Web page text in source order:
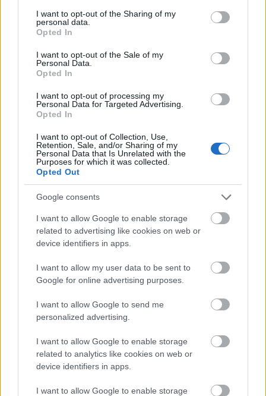
not limited to your visit or usage behaviour. You may click to
grant or deny consent to Google and its third-party tags to
use your data for below specified purposes in below Google
consent section.
I want to opt-out of the Sharing of my
personal data.
Opted In
I want to opt-out of the Sale of my
Personal Data.
Opted In
I want to opt-out of processing my
Personal Data for Targeted Advertising.
Opted In
I want to opt-out of Collection, Use,
Retention, Sale, and/or Sharing of my
Personal Data that Is Unrelated with the
Purposes for which it was collected.
Opted Out
Google consents
I want to allow Google to enable storage
related to advertising like cookies on web or
device identifiers in apps.
I want to allow my user data to be sent to
Google for online advertising purposes.
I want to allow Google to send me
personalized advertising.
I want to allow Google to enable storage
related to analytics like cookies on web or
device identifiers in apps.
I want to allow Google to enable storage
Από εκλεκτό καφέ, φυσικούς χυμούς και δροσιστικά
cocktails μέχρι χορταστικά snacks, σάντουιτς, κρέπες
και ιδιαίτερα πιάτα που θα ικανοποιήσουν την
όρεξή σου, το Terra Mare Café έχει να σου προσφέρει
ό,τι θα θελήσεις από το πρωί μέχρι το βράδυ.
Ο χώρος είναι ιδιαίτερα ατμοσφαιρικός το βράδυ,
μαζί με την παρέα σου ένα όμορφο δείπνο,
συνοδευόμενο από επιλεγμένα κρασιά και ποτά.